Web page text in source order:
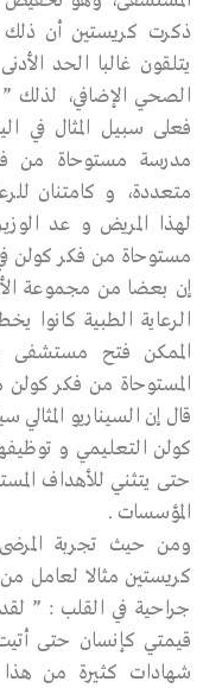
ذكرت كريستين أن ذلك
يتلقون غالبا الحد
الصحي الإضافي، لذلك
فعلى سبيل المثال في
مدرسة مستوحاة من
متعددة، و كامتنان
لهذا المريض و عد
مستوحاة من فكر كولن في
إن بعضا من مجموعة
الرعاية الطبية كانوا
الممكن فتح مستشفى
المستوحاة من فكر
قال إن السيناريو
كولن التعليمي و
حتى يتثني للأهداف
المؤسسات .
ومن حيث تجربة
كريستين مثالا لعامل
جراحية في القلب : ”
قيمتي كإنسان حتى
شهادات كثيرة من هذا